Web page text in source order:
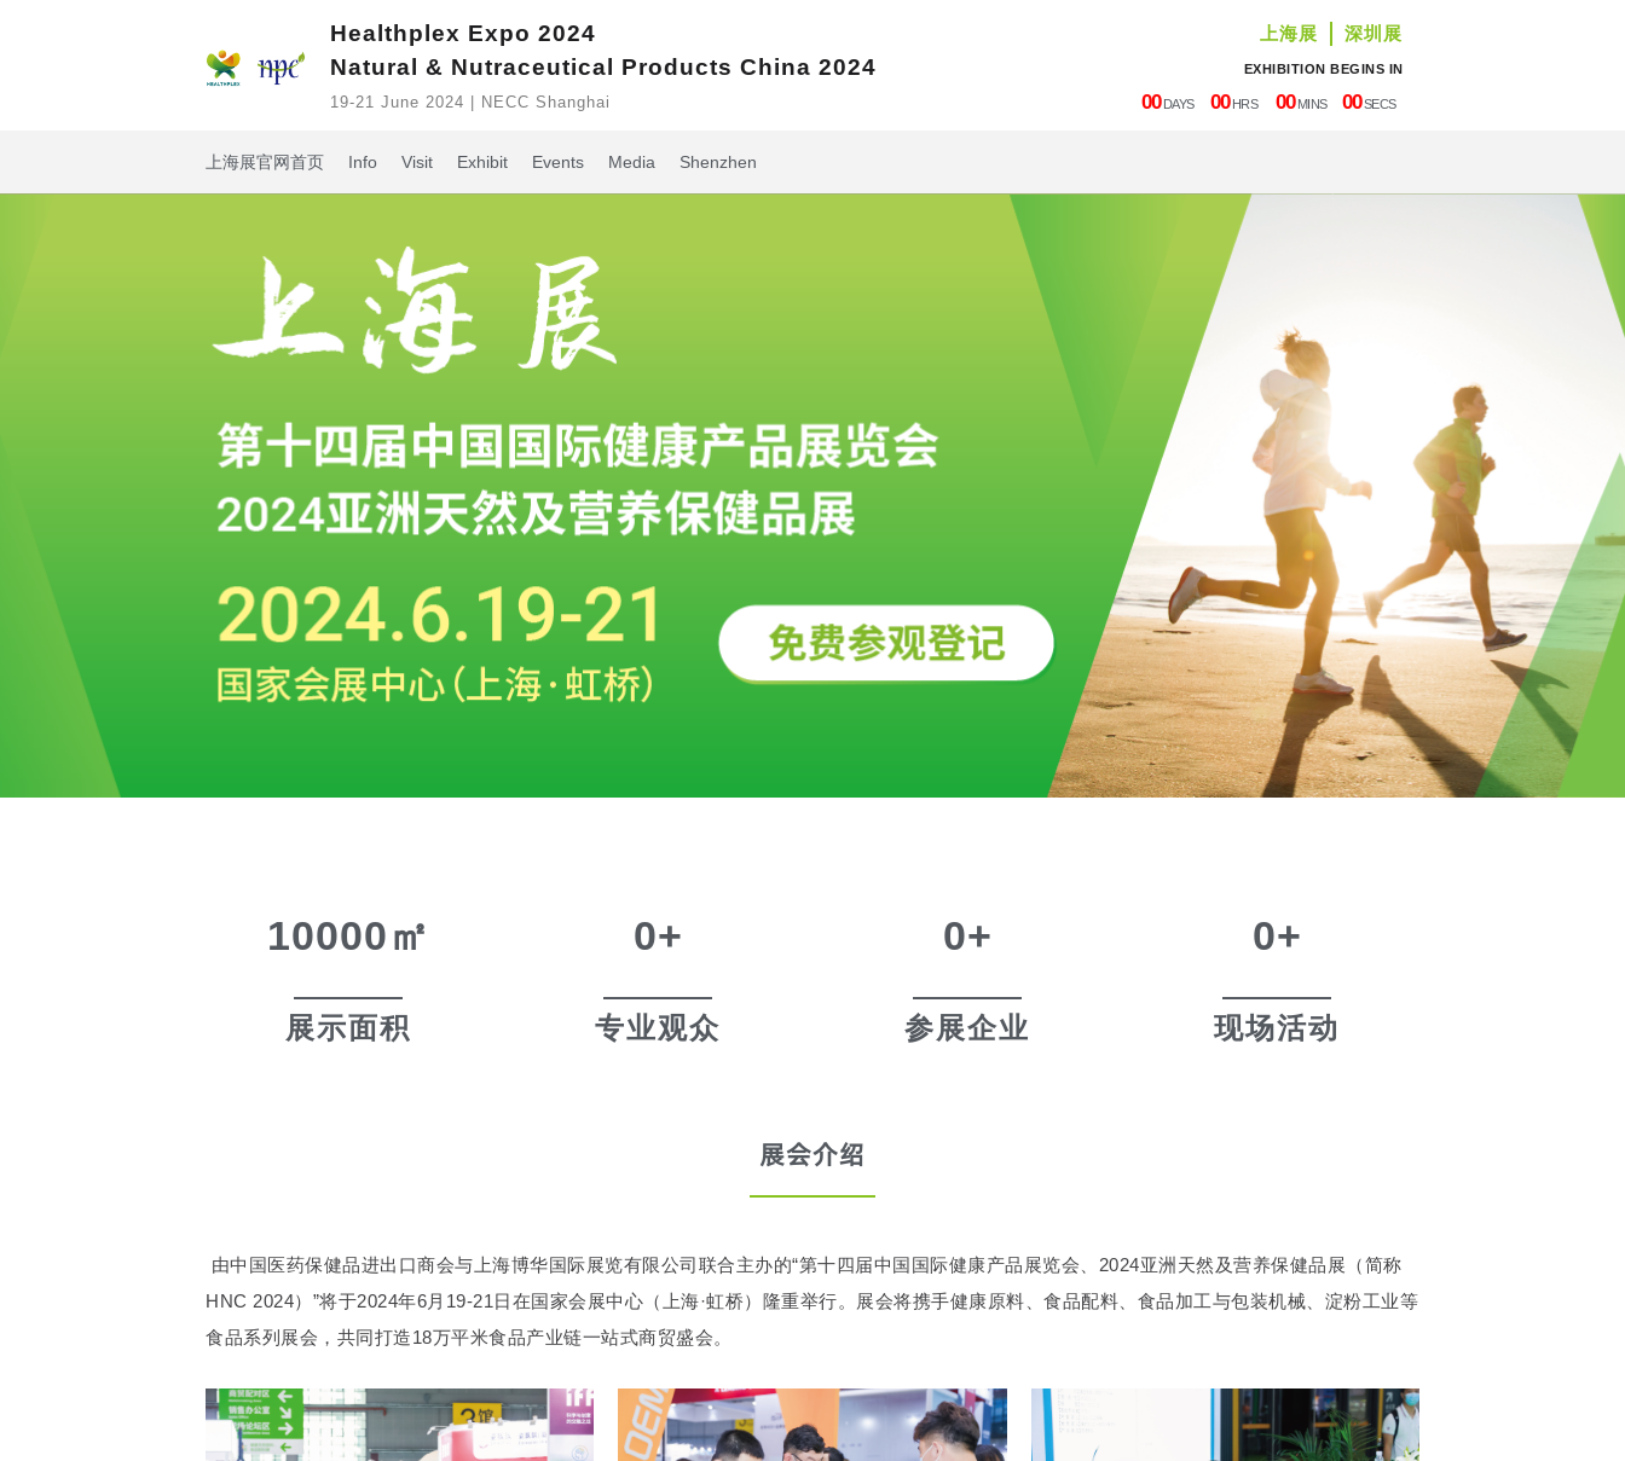
Healthplex Expo 2024
Natural & Nutraceutical Products China 2024
19-21 June 2024 | NECC Shanghai
上海展 深圳展
EXHIBITION BEGINS IN
00DAYS 00HRS 00MINS 00SECS
上海展官网首页 Info Visit Exhibit Events Media Shenzhen
10000㎡
展示面积
0+
专业观众
0+
参展企业
0+
现场活动
展会介绍
由中国医药保健品进出口商会与上海博华国际展览有限公司联合主办的“第十四届中国国际健康产品展览会、2024亚洲天然及营养保健品展（简称
HNC 2024）”将于2024年6月19-21日在国家会展中心（上海·虹桥）隆重举行。展会将携手健康原料、食品配料、食品加工与包装机械、淀粉工业等
食品系列展会，共同打造18万平米食品产业链一站式商贸盛会。